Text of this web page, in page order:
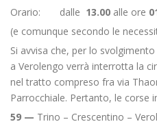
Orario: dalle 13.00 alle ore
(e comunque secondo le
Si avvisa che, per lo
a Verolengo verrà interrotta la
nel tratto compreso fra via
Parrocchiale. Pertanto, le corse
59 — Trino – Crescentino –